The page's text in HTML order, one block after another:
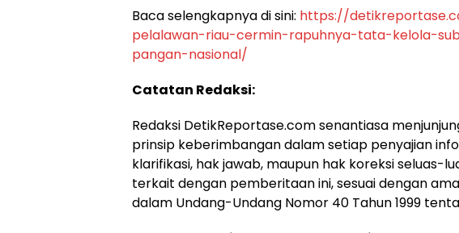
​Baca selengkapnya di sini: https://
pelalawan-riau-cermin-rapuhnya-tata-kelola-
pangan-nasional/
Catatan Redaksi:
Redaksi DetikReportase.com senantiasa
prinsip keberimbangan dalam setiap penyajian
klarifikasi, hak jawab, maupun hak koreksi seluas-
terkait dengan pemberitaan ini, sesuai dengan
dalam Undang-Undang Nomor 40 Tahun 1999